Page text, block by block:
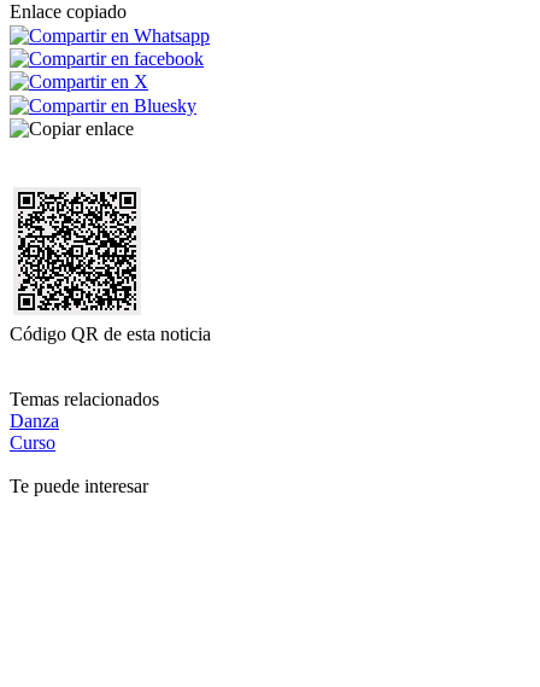
Enlace copiado
Código QR de esta noticia
Temas relacionados
Danza
Curso
Te puede interesar